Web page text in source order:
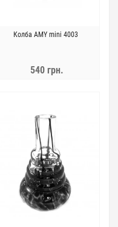
Колба AMY mini 4003
540 грн.